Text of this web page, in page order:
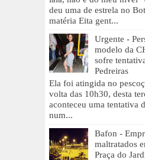
deu uma de estrela no
matéria Eita gent...
Urgente -
modelo da
sofre
Pedreiras
Ela foi atingida no
volta das 10h30, desta
aconteceu uma tentativa
num...
Bafon -
maltratados
Praça do